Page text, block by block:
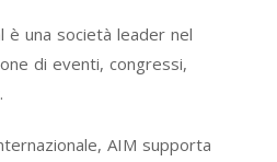
è una società leader nel
di eventi, congressi,
AIM supporta